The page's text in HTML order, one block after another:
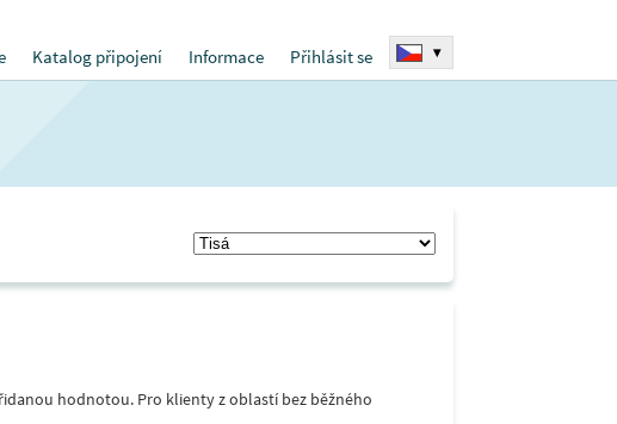
Katalog připojení Informace Přihlásit se ▾
hodnotou. Pro klienty z oblastí bez běžného